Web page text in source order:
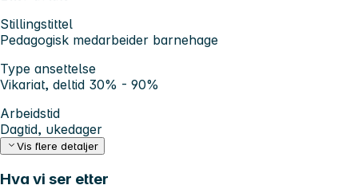
Stillingstittel
Pedagogisk medarbeider barnehage
Type ansettelse
Vikariat, deltid 30% - 90%
Arbeidstid
Dagtid, ukedager
Vis flere detaljer
Hva vi ser etter